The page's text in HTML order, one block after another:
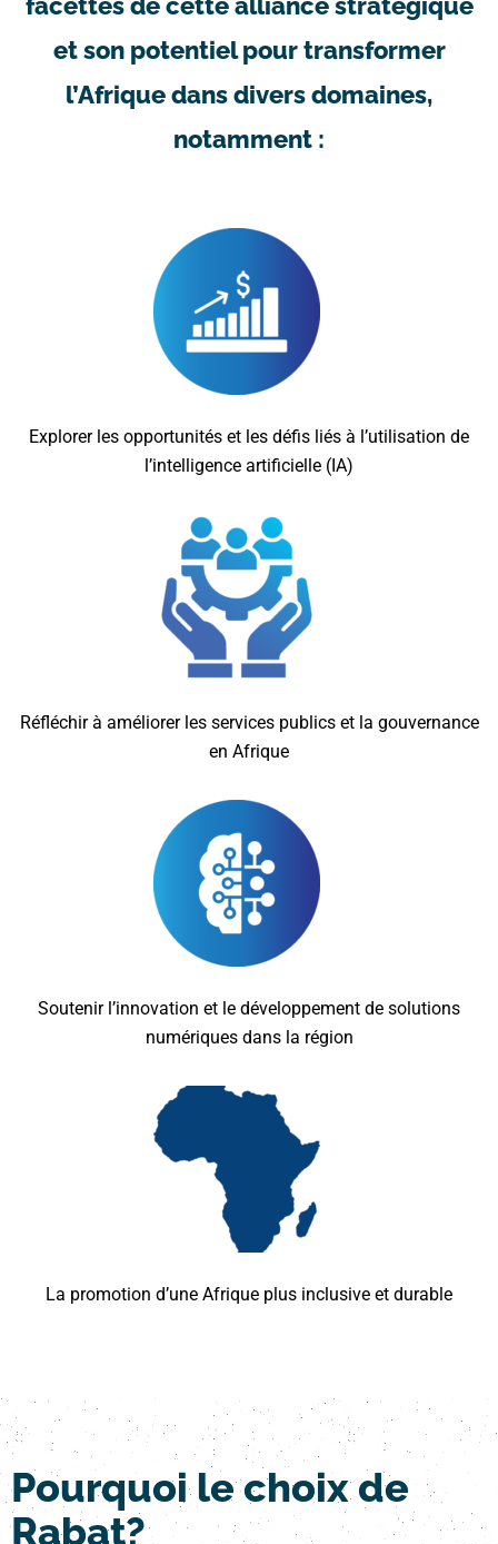
facettes de cette alliance stratégique
et son potentiel pour transformer
l’Afrique dans divers domaines,
notamment :
Explorer les opportunités et les défis liés à l’utilisation de
l’intelligence artificielle (IA)
Réfléchir à améliorer les services publics et la gouvernance
en Afrique
Soutenir l’innovation et le développement de solutions
numériques dans la région
La promotion d’une Afrique plus inclusive et durable
Pourquoi le choix de
Rabat?